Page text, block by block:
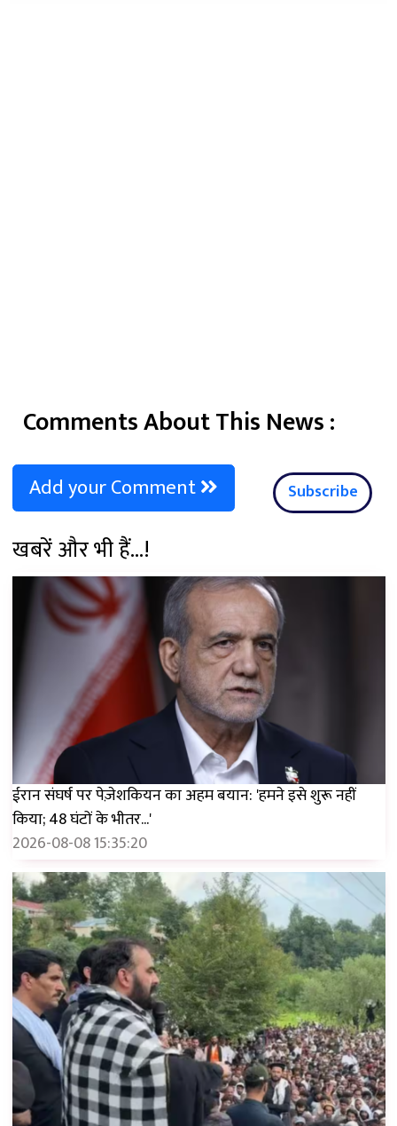
Comments About This News :
Add your Comment Subscribe
खबरें और भी हैं...!
ईरान संघर्ष पर पेज़ेशकियन का अहम बयान: 'हमने इसे शुरू नहीं
किया; 48 घंटों के भीतर...'
2026-08-08 15:35:20